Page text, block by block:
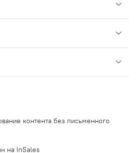
контента без письменного
на InSales